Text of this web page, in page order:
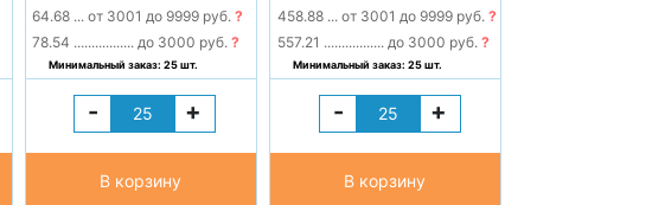
64.68 ... от 3001 до 9999 руб.?
78.54 ................. до 3000 руб.?
Минимальный заказ: 25 шт.
- +
В корзину
458.88 ... от 3001 до 9999 руб. ?
557.21 ................. до 3000 руб. ?
Минимальный заказ: 25 шт.
- +
В корзину